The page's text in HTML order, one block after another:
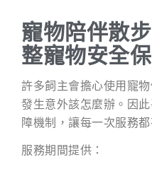
寵物陪伴散
整寵物安全
許多飼主會擔心使用寵
發生意外該怎麼辦。因
障機制，讓每一次服務都
服務期間提供：